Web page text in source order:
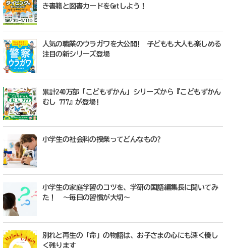
き書籍と図書カードをGetしよう！
人気の職業のウラガワを大公開! 子どもも大人も楽しめる
注目の新シリーズ登場
累計240万部「こどもずかん」シリーズから『こどもずかん
むし 777』が登場!
小学生の社会科の授業ってどんなもの?
小学生の家庭学習のコツを、学研の国語編集長に聞いてみ
た！ ～毎日の習慣が大切～
別れと再生の「命」の物語は、お子さまの心にも深く優し
く残ります